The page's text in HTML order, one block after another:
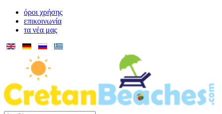
όροι χρήσης
επικοινωνία
τα νέα μας